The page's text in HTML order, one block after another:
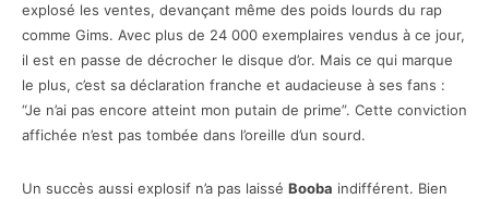
explosé les ventes, devançant même des poids lourds du rap
comme Gims. Avec plus de 24 000 exemplaires vendus à ce jour,
il est en passe de décrocher le disque d’or. Mais ce qui marque
le plus, c’est sa déclaration franche et audacieuse à ses fans :
“Je n’ai pas encore atteint mon putain de prime”. Cette conviction
affichée n’est pas tombée dans l’oreille d’un sourd.
Un succès aussi explosif n’a pas laissé Booba indifférent. Bien